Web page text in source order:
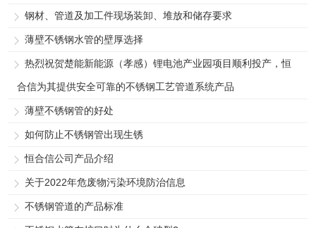
钢材、管道及加工件现场装卸、堆放和储存要求
薄壁不锈钢水管的壁厚选择
热烈祝贺楚能新能源（孝感）锂电池产业园项目顺利投产，恒
合信为其提供安全可靠的不锈钢工艺管道系统产品
薄壁不锈钢管的好处
如何防止不锈钢管出现生锈
恒合信公司产品介绍
关于2022年危废物污染环境防治信息
不锈钢管道的产品标准